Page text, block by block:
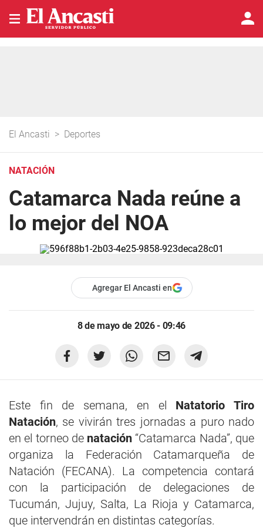
El Ancasti > Deportes
NATACIÓN
Catamarca Nada reúne a
lo mejor del NOA
Agregar El Ancasti en
8 de mayo de 2026 - 09:46
Este fin de semana, en el Natatorio Tiro
Natación, se vivirán tres jornadas a puro nado
en el torneo de natación “Catamarca Nada”, que
organiza la Federación Catamarqueña de
Natación (FECANA). La competencia contará
con la participación de delegaciones de
Tucumán, Jujuy, Salta, La Rioja y Catamarca,
que intervendrán en distintas categorías.